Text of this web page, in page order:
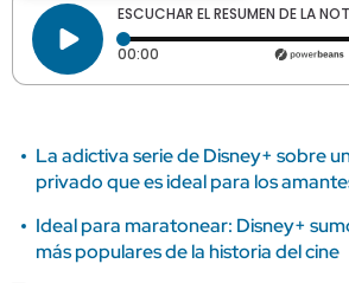
ESCUCHAR EL RESUMEN DE LA
00:00 Tiempo transcurrido: 0
La adictiva serie de Disney+ sobre
privado que es ideal para los
Ideal para maratonear: Disney+
más populares de la historia del cine